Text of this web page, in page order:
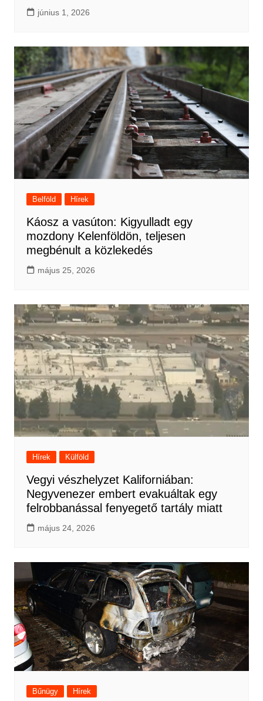
június 1, 2026
Belföld Hírek
Káosz a vasúton: Kigyulladt egy
mozdony Kelenföldön, teljesen
megbénult a közlekedés
május 25, 2026
Hírek Külföld
Vegyi vészhelyzet Kaliforniában:
Negyvenezer embert evakuáltak egy
felrobbanással fenyegető tartály miatt
május 24, 2026
Bűnügy Hírek